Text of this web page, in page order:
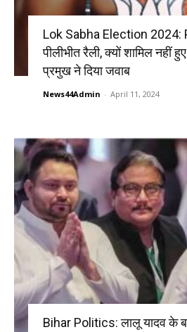
Lok Sabha Election 2024:
पीलीभीत रैली, क्यों शामिल नहीं
प्रमुख ने दिया जवाब
News44Admin - April 11, 2024
Bihar Politics: लालू यादव के